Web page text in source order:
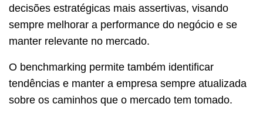
decisões estratégicas mais assertivas, visando
sempre melhorar a performance do negócio e se
manter relevante no mercado.
O benchmarking permite também identificar
tendências e manter a empresa sempre atualizada
sobre os caminhos que o mercado tem tomado.